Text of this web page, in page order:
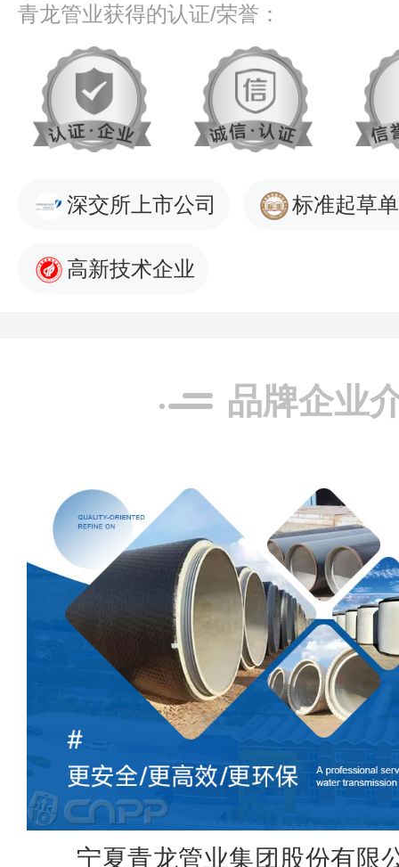
青龙管业获得的认证/荣誉：
深交所上市公司 标准起草
高新技术企业
品牌企业
宁夏青龙管业集团股份有限